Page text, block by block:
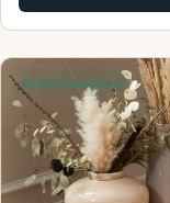
Gratis levering